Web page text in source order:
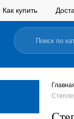
Как купить